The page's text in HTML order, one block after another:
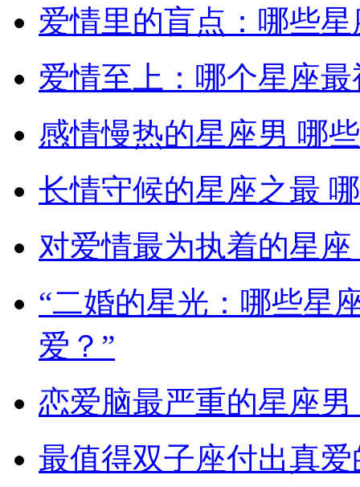
爱情里的盲点：哪些
爱情至上：哪个星座
感情慢热的星座男 哪
长情守候的星座之最
对爱情最为执着的星
“二婚的星光：哪些星
爱？”
恋爱脑最严重的星座
最值得双子座付出真